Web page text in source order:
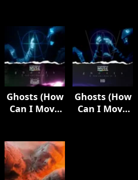
Ghosts (How
Can I Move
Farmer]
Ghosts (How
Can I Move